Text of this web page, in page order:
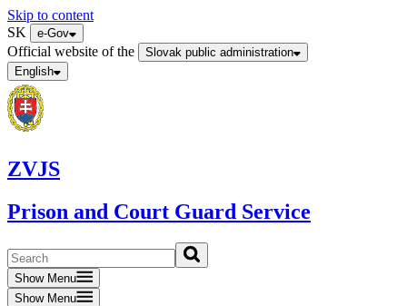
Skip to content
SK
e-Gov
Official website of the
Slovak public administration
English
ZVJS
Prison and Court Guard Service
Show Menu
Show Menu